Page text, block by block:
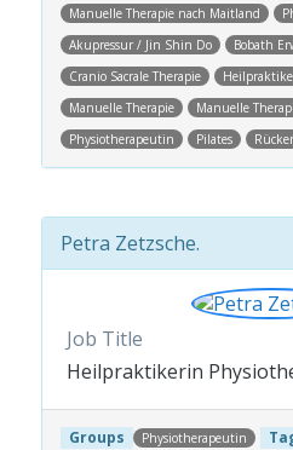
Manuelle Therapie nach Maitland
Akupressur / Jin Shin Do Bobath
Cranio Sacrale Therapie
Manuelle Therapie
Manuelle
Physiotherapeutin
Pilates
Petra Zetzsche.
Job Title
Heilpraktikerin
Groups Physiotherapeutin